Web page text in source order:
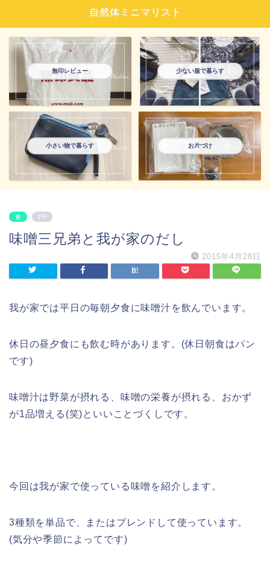
自然体ミニマリスト
無印レビュー 少ない服で暮らす
小さい物で暮らす お片づけ
食 PR
味噌三兄弟と我が家のだし
2015年4月28日
我が家では平日の毎朝夕食に味噌汁を飲んでいます。
休日の昼夕食にも飲む時があります。(休日朝食はパン
です)
味噌汁は野菜が摂れる、味噌の栄養が摂れる、おかず
が1品増える(笑)といいことづくしです。
今回は我が家で使っている味噌を紹介します。
3種類を単品で、またはブレンドして使っています。
(気分や季節によってです)